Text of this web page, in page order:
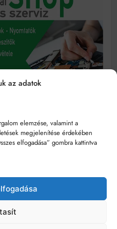
az adatok
elemzése, valamint a
megjelenítése érdekében
elfogadása” gombra kattintva